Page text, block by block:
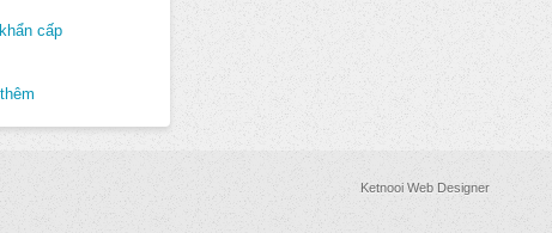
cấp
Ketnooi Web Designer